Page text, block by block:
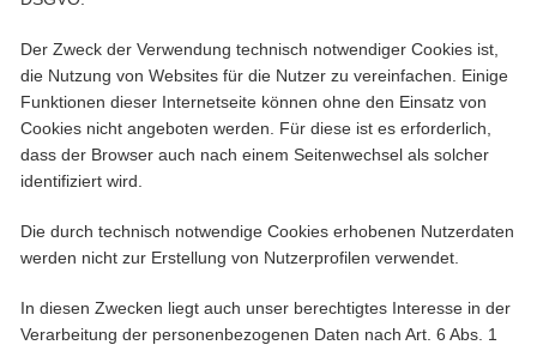
Der Zweck der Verwendung technisch notwendiger Cookies ist,
die Nutzung von Websites für die Nutzer zu vereinfachen. Einige
Funktionen dieser Internetseite können ohne den Einsatz von
Cookies nicht angeboten werden. Für diese ist es erforderlich,
dass der Browser auch nach einem Seitenwechsel als solcher
identifiziert wird.
Die durch technisch notwendige Cookies erhobenen Nutzerdaten
werden nicht zur Erstellung von Nutzerprofilen verwendet.
In diesen Zwecken liegt auch unser berechtigtes Interesse in der
Verarbeitung der personenbezogenen Daten nach Art. 6 Abs. 1